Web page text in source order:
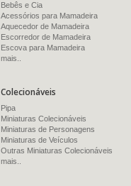
Bebês e Cia
Acessórios para Mamadeira
Aquecedor de Mamadeira
Escorredor de Mamadeira
Escova para Mamadeira
mais..
Colecionáveis
Pipa
Miniaturas Colecionáveis
Miniaturas de Personagens
Miniaturas de Veículos
Outras Miniaturas Colecionáveis
mais..